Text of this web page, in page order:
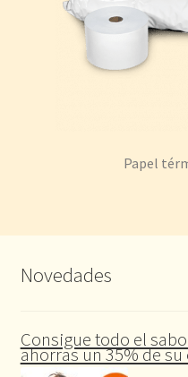
Papel
Novedades
Consigue todo el
ahorras un 35% de su